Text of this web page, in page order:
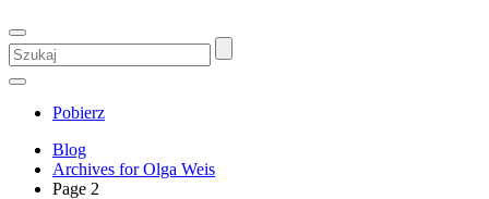
Pobierz
Blog
Archives for Olga Weis
Page 2